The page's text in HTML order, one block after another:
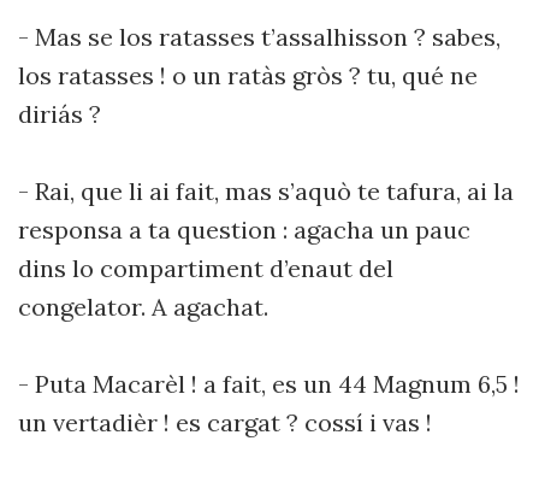
- Mas se los ratasses t’assalhisson ? sabes,
los ratasses ! o un ratàs gròs ? tu, qué ne
diriás ?
- Rai, que li ai fait, mas s’aquò te tafura, ai la
responsa a ta question : agacha un pauc
dins lo compartiment d’enaut del
congelator. A agachat.
- Puta Macarèl ! a fait, es un 44 Magnum 6,5 !
un vertadièr ! es cargat ? cossí i vas !